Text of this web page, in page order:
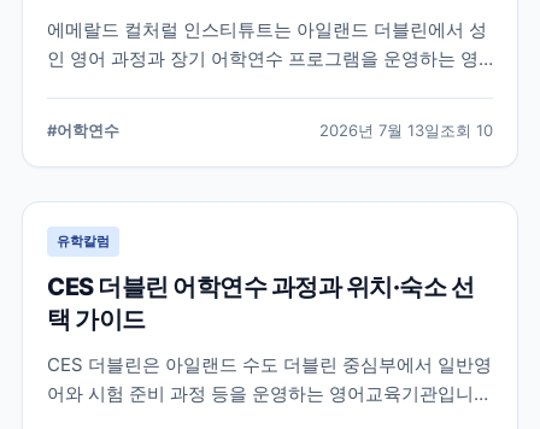
에메랄드 컬처럴 인스티튜트는 아일랜드 더블린에서 성
인 영어 과정과 장기 어학연수 프로그램을 운영하는 영
기준을 정리합니다.
#어학연수 2026년 7월 13일조회 10
유학칼럼
CES 더블린 어학연수 과정과 위치·숙소 선
택 가이드
CES 더블린은 아일랜드 수도 더블린 중심부에서 일반영
어와 시험 준비 과정 등을 운영하는 영어교육기관입니